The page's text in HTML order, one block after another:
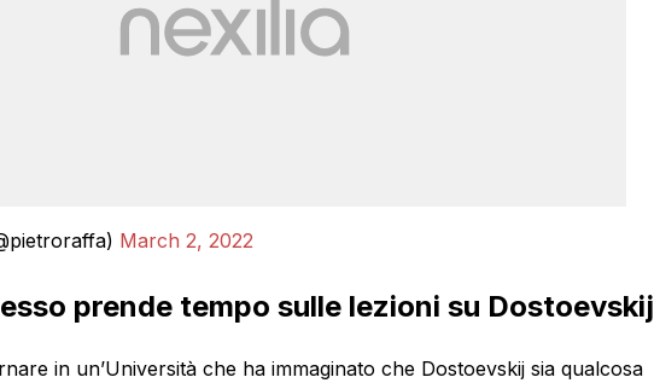
March 2, 2022
prende tempo sulle lezioni su Dostoevskij
in un’Università che ha immaginato che Dostoevskij sia qualcosa